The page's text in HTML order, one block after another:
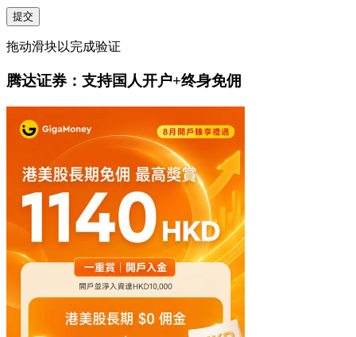
提交
拖动滑块以完成验证
腾达证券：支持国人开户+终身免佣